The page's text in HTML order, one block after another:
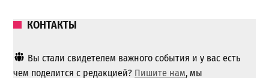
КОНТАКТЫ
Вы стали свидетелем важного события и у вас есть
чем поделится с редакцией? Пишите нам, мы